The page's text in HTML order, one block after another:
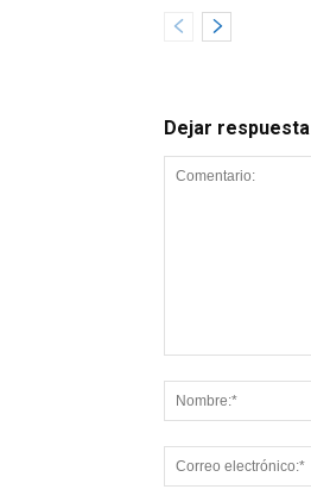
Dejar respuesta